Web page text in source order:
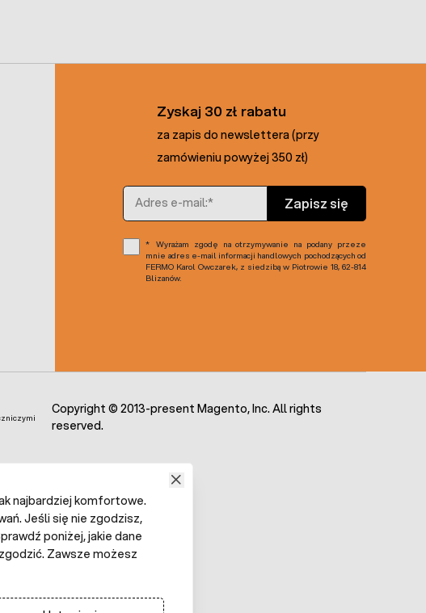
Zyskaj 30 zł rabatu
za zapis do newslettera (przy
zamówieniu powyżej 350 zł)
Adres e-mail
Zapisz się
Wyrażam zgodę na otrzymywanie na podany przeze
mnie adres e-mail informacji handlowych pochodzących od
FERMO Karol Owczarek, z siedzibą w Piotrowie 18, 62-814
Blizanów.
Copyright © 2013-present Magento, Inc. All rights
reserved.
najbardziej komfortowe.
Jeśli się nie zgodzisz,
poniżej, jakie dane
Zawsze możesz